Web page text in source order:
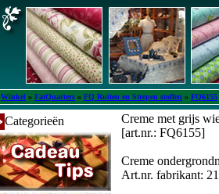
Winkel » FatQuarters » FQ Ruiten en Strepen stoffen » FQ6155
Categorieën
Creme met grijs
[art.nr.: FQ6155]
Creme
Art.nr. fabrikant: